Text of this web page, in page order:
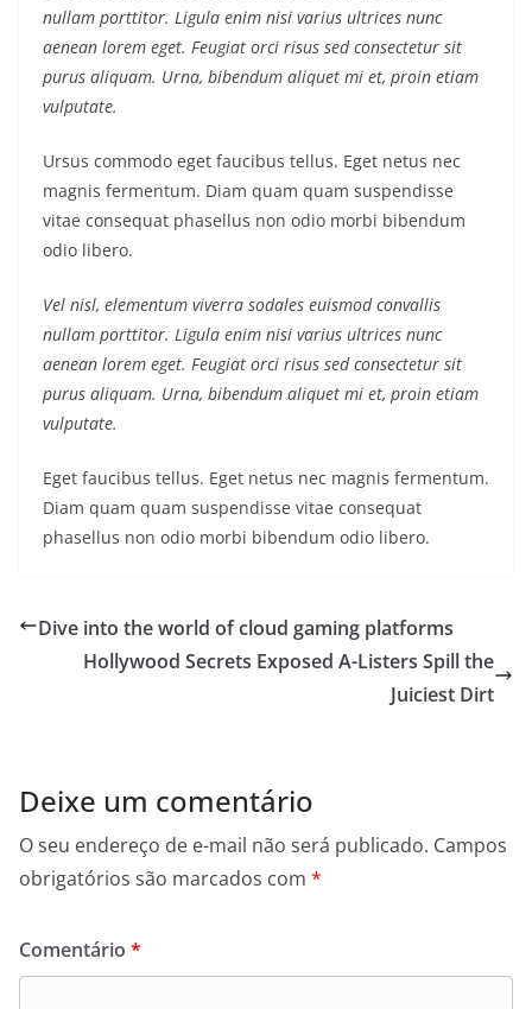
nullam porttitor. Ligula enim nisi varius ultrices nunc
aenean lorem eget. Feugiat orci risus sed consectetur sit
purus aliquam. Urna, bibendum aliquet mi et, proin etiam
vulputate.
Ursus commodo eget faucibus tellus. Eget netus nec
magnis fermentum. Diam quam quam suspendisse
vitae consequat phasellus non odio morbi bibendum
odio libero.
Vel nisl, elementum viverra sodales euismod convallis
nullam porttitor. Ligula enim nisi varius ultrices nunc
aenean lorem eget. Feugiat orci risus sed consectetur sit
purus aliquam. Urna, bibendum aliquet mi et, proin etiam
vulputate.
Eget faucibus tellus. Eget netus nec magnis fermentum.
Diam quam quam suspendisse vitae consequat
phasellus non odio morbi bibendum odio libero.
Dive into the world of cloud gaming platforms
Hollywood Secrets Exposed A-Listers Spill the
Juiciest Dirt
Deixe um comentário
O seu endereço de e-mail não será publicado. Campos
obrigatórios são marcados com *
Comentário *